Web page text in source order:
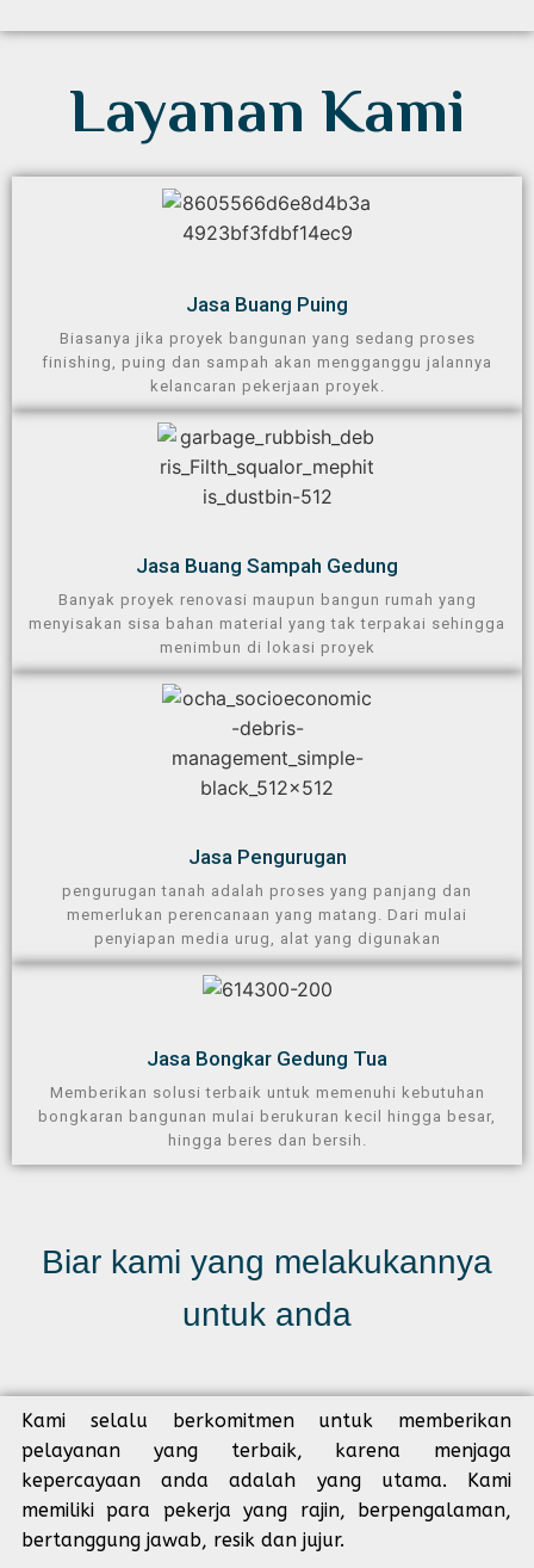
Layanan Kami
Jasa Buang Puing​
Biasanya jika proyek bangunan yang sedang proses
finishing, puing dan sampah akan mengganggu jalannya
kelancaran pekerjaan proyek.
Jasa Buang Sampah Gedung​
Banyak proyek renovasi maupun bangun rumah yang
menyisakan sisa bahan material yang tak terpakai sehingga
menimbun di lokasi proyek​
Jasa Pengurugan​
pengurugan tanah adalah proses yang panjang dan
memerlukan perencanaan yang matang. Dari mulai
penyiapan media urug, alat yang digunakan
Jasa Bongkar Gedung Tua
Memberikan solusi terbaik untuk memenuhi kebutuhan
bongkaran bangunan mulai berukuran kecil hingga besar,
hingga beres dan bersih.
Biar kami yang melakukannya
untuk anda
Kami selalu berkomitmen untuk memberikan
pelayanan yang terbaik, karena menjaga
kepercayaan anda adalah yang utama. Kami
memiliki para pekerja yang rajin, berpengalaman,
bertanggung jawab, resik dan jujur.